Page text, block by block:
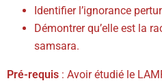
Identifier l’ignorance
Démontrer qu’elle est la
samsara.
Pré-requis : Avoir étudié le